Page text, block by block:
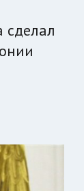
сделал